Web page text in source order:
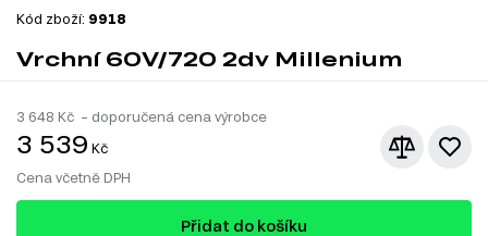
Kód zboží: 9918
Vrchní 60V/720 2dv Millenium
3 648 Kč – doporučená cena výrobce
3 539 Kč
Cena včetně DPH
Přidat do košíku